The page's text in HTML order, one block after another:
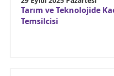
Tarım ve Teknolojide
Temsilcisi